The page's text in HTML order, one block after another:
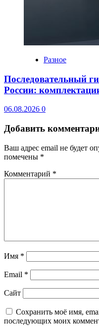
Разное
Последовательный
России:
06.08.2026 0
Добавить
Ваш адрес email не будет
помечены *
Комментарий *
Имя *
Email *
Сайт
Сохранить моё имя,
последующих моих